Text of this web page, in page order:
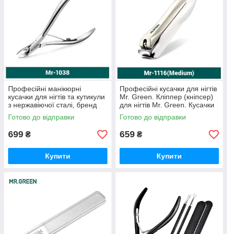
Професійні манікюрні
кусачки для нігтів та кутикули
з нержавіючої сталі, бренд
MR.GREEN
Готово до відправки
699 ₴
Купити
Професійні кусачки для нігтів
Mr. Green. Кліппер (кніпсер)
для нігтів Mr. Green. Кусачки
преміум класу.
Готово до відправки
659 ₴
Купити